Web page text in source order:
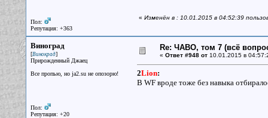
Пол:
Репутация: +363
« Изменён в : 10.01.2015 в 04:52:39
Виноград
[Винокрад]
Прирожденный Джаец
Все пpопью, но ja2.su не опозоpю!
Пол:
Репутация: +20
Re: ЧАВО, том 7 (всё
« Ответ #948 от10.01.2015 в
2Lion:
В WF вроде тоже без навыка